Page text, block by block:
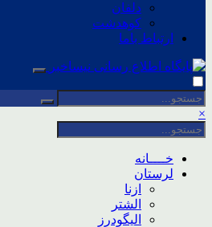
دلفان
کوهدشت
ارتباط باما
×
خــــانه
لرستان
ازنا
الشتر
الیگودرز